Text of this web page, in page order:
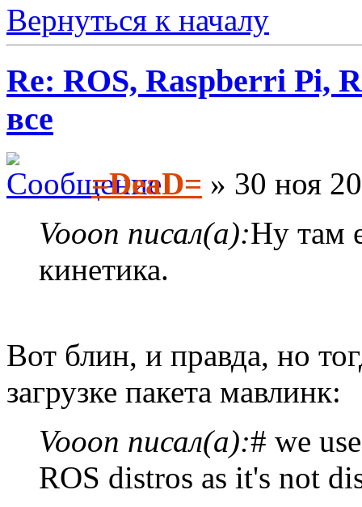
Вернуться к началу
Re: ROS, Raspberri Pi,
все
=DeaD= » 30 ноя
Vooon писал(а):Ну там
кинетика.
Вот блин, и правда, но
загрузке пакета мавлинк:
Vooon писал(а):# we
ROS distros as it's not